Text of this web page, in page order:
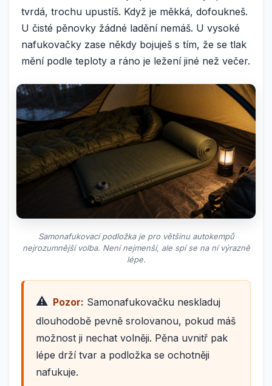
tvrdá, trochu upustíš. Když je měkká, dofoukneš.
U čisté pěnovky žádné ladění nemáš. U vysoké
nafukovačky zase někdy bojuješ s tím, že se tlak
mění podle teploty a ráno je ležení jiné než večer.
Samonafukovací podložka je pro většinu autokempů
nejrozumnější volba. Není nejmenší, ale spí se na ní výrazně
lépe.
Pozor: Samonafukovačku neskladuj
dlouhodobě pevně srolovanou, pokud máš
možnost ji nechat volněji. Pěna uvnitř pak
lépe drží tvar a podložka se ochotněji
nafukuje.